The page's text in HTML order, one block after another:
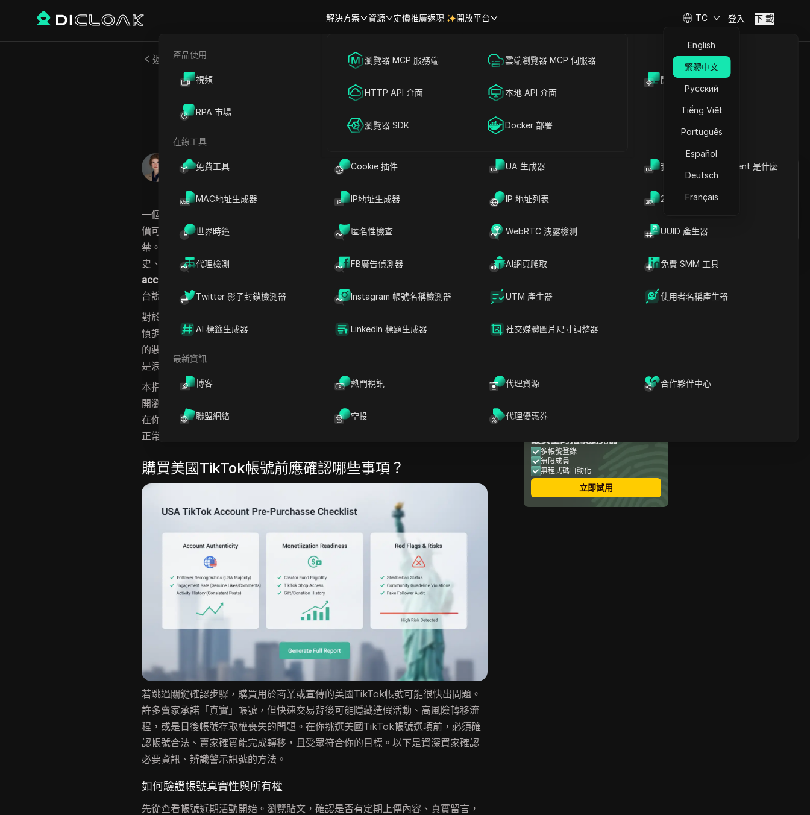
解決方案
海外社媒營銷
廣告投放
帳號共享
資源
產品使用
視頻 開放API
RPA 市場
在線工具
免費工具 Cookie 插件 UA 生成器 我的瀏覽器 User Agent 是什麼
MAC地址生成器 IP地址生成器 IP 地址列表 2FA验证码生成器
世界時鐘 匿名性檢查 WebRTC 洩露檢測 UUID 產生器
代理檢測 FB廣告偵測器 AI網頁爬取 免費 SMM 工具
Twitter 影子封鎖檢測器 Instagram 帳號名稱檢測器 UTM 產生器 使用者名稱產生器
AI 標籤生成器 LinkedIn 標題生成器 社交媒體圖片尺寸調整器
最新資訊
博客 熱門視訊 代理資源 合作夥伴中心
聯盟網絡 空投 代理優惠券
定價推廣返現 開放平台
瀏覽器 MCP 服務端 雲端瀏覽器 MCP 伺服器
HTTP API 介面 本地 API 介面
瀏覽器 SDK Docker 部署
TC
English
繁體中文
Русский
Tiếng Việt
Português
Español
Deutsch
Français
登入 下 載
返回
購買美國TikTok帳號前需確認事項：風險、步驟與
更安全的管理方式
在ChatGPT中開啟
就此頁面提問
Jessica Wardell
2026年6月
一個綁定驗證手機號、擁有優異貼文紀錄且未遭隱形封鎖的美國TikTok帳號，售
價可超過150美元，但每個月都有買家回報，帳號在轉移後沒幾天就遭到限制或封
禁。主要問題不在價格或供給，大多數詐騙都是因為賣家隱藏有風險的帳號歷
史、使用重複利用的號碼，或是跳過正規的轉移步驟。如果你搜尋
account
台說明如何在付款前檢查隱藏風險。
對於任何想要購買美國TikTok帳號來執行促銷活動或打造品牌的人來說，跳過審
慎調查無異於自找麻煩。Instagram
和TikTok都會標註異常登入模式、重複使用
的裝置指紋，以及帳號控制權的突變。忽略這些細節的買家經常會失去帳號，或
是浪費金錢在無法用於商業用途的帳號上。
本指南將拆解付款前需確認的事項、轉移過程中最重要的步驟，以及為何透過分
開瀏覽器、
在你開始購買前，看看資深行銷人員如何避開常見陷阱，並維持美國TikTok帳號
正常運作。
購買美國TikTok帳號前應確認哪些事項？
若跳過關鍵確認步驟，購買用於商業或宣傳的美國TikTok帳號可能很快出問題。
許多賣家承諾「真實」帳號，但快速交易背後可能隱藏造假活動、高風險轉移流
程，或是日後帳號存取權喪失的問題。在你挑選美國TikTok帳號選項前，必須確
認帳號合法、賣家確實能完成轉移，且受眾符合你的目標。以下是資深買家確認
必要資訊、辨識警示訊號的方法。
如何驗證帳號真實性與所有權
先從查看帳號近期活動開始。瀏覽貼文，確認是否有定期上傳內容、真實留言，
文章內容
購買美國TikTok帳號前應確
認哪些事項？
帳號這麼快就被限制或停
權？
（搭配DICloak）
什麼時候購買美國TikTok帳
號不是最佳選擇？
常見問題
最安全的指紋瀏覽器
多帳號登錄
無限成員
無程式碼自動化
立即試用